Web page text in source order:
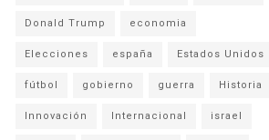
Donald Trump economia
Elecciones españa Estados Unidos
fútbol gobierno guerra Historia
Innovación Internacional israel